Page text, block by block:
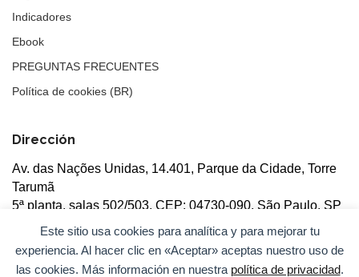
Este sitio usa cookies para analítica y para mejorar tu
experiencia. Al hacer clic en «Aceptar» aceptas nuestro uso de
las cookies. Más información en nuestra política de privacidad.
Indicadores
Ebook
PREGUNTAS FRECUENTES
Política de cookies (BR)
Dirección
Av. das Nações Unidas, 14.401, Parque da Cidade, Torre
Tarumã
5ª planta, salas 502/503, CEP: 04730-090, São Paulo, SP